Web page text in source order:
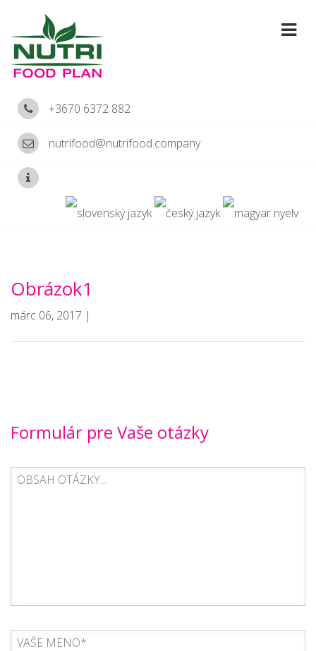
+3670 6372 882
nutrifood@nutrifood.company
Obrázok1
márc 06, 2017 |
Formulár pre Vaše otázky